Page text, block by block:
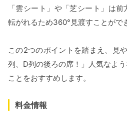
「雲シート」や「芝シート」は
転がれるため360°見渡すことがで
この2つのポイントを踏まえ、見
列、D列の後ろの席！」人気なよ
ことをおすすめします。
料金情報